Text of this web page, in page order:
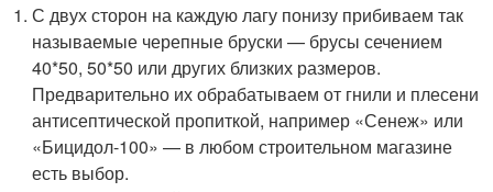
С двух сторон на каждую лагу понизу прибиваем так
называемые черепные бруски — брусы сечением
40*50, 50*50 или других близких размеров.
Предварительно их обрабатываем от гнили и плесени
антисептической пропиткой, например «Сенеж» или
«Бицидол-100» — в любом строительном магазине
есть выбор.